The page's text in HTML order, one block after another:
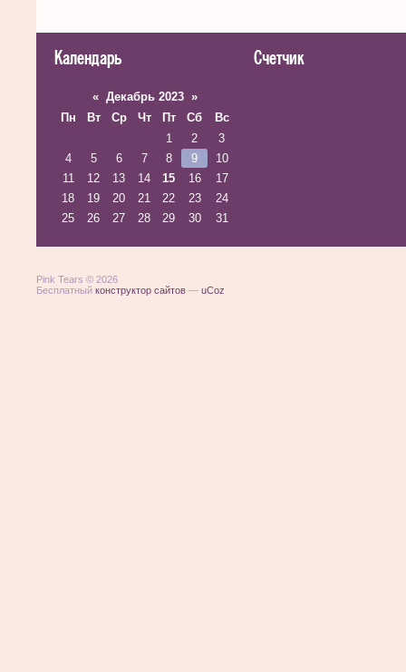
Календарь
« Декабрь 2023 »
Пн
Вт Ср Чт Пт Сб
Вс
1
2
3
4
5 6 7 8 9
10
11
12 13 14 15 16
17
18
19 20 21 22 23
24
25
26 27 28 29 30 31
Счетчик
Pink Tears © 2026
Бесплатный конструктор сайтов — uCoz